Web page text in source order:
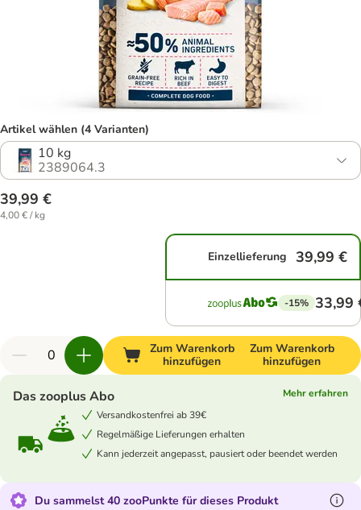
Artikel wählen (4 Varianten)
10 kg
2389064.3
39,99 €
4,00 € / kg
Einzellieferung 39,99 €
-15% 33,99
Zum Warenkorb
hinzufügen
Zum Warenkorb
hinzufügen
Das zooplus Abo
Mehr erfahren
Versandkostenfrei ab 39€
Regelmäßige Lieferungen erhalten
Kann jederzeit angepasst, pausiert oder beendet werden
Du sammelst 40 zooPunkte für dieses Produkt